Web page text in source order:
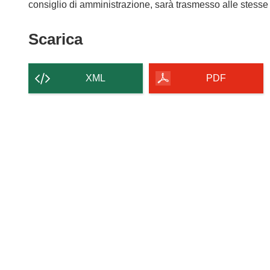
consiglio di amministrazione, sarà trasmesso alle
ScaricaScarica
contenuto
della
XML PDF